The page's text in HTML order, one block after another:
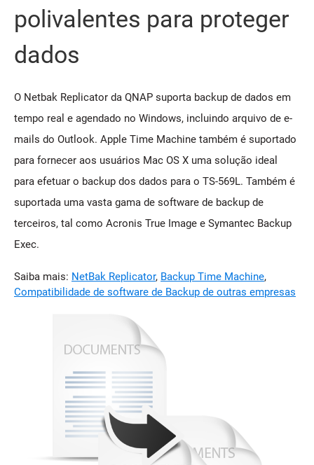
polivalentes para proteger
dados
O Netbak Replicator da QNAP suporta backup de dados em
tempo real e agendado no Windows, incluindo arquivo de e-
mails do Outlook. Apple Time Machine também é suportado
para fornecer aos usuários Mac OS X uma solução ideal
para efetuar o backup dos dados para o TS-569L. Também é
suportada uma vasta gama de software de backup de
terceiros, tal como Acronis True Image e Symantec Backup
Exec.
Saiba mais: NetBak Replicator, Backup Time Machine,
Compatibilidade de software de Backup de outras empresas